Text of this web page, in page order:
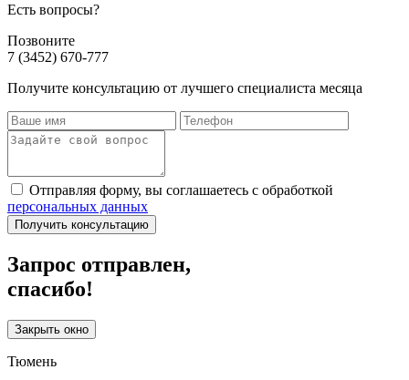
Есть вопросы?
Позвоните
7 (3452) 670-777
Получите консультацию от лучшего специалиста месяца
Отправляя форму, вы соглашаетесь с обработкой
персональных данных
Получить консультацию
Запрос отправлен,
спасибо!
Закрыть окно
Тюмень